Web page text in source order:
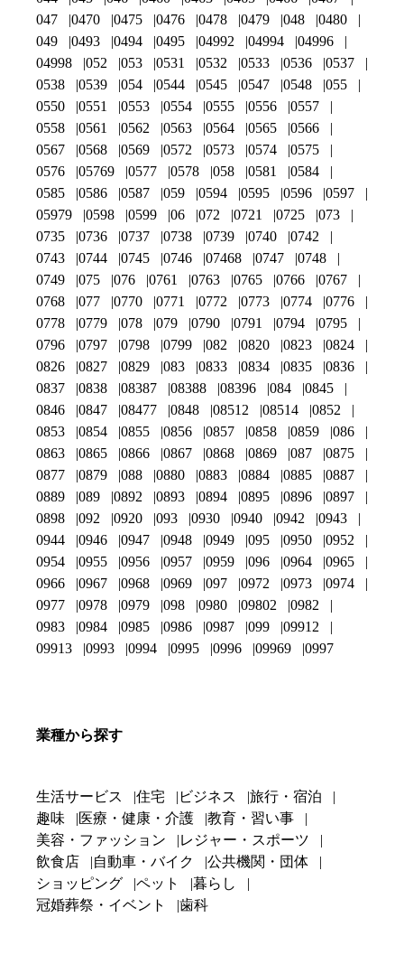
047
0470 0475 0476 0478 0479 048
0480
049
0493 0494 0495 04992 04994
04996
04998
052 053 0531 0532 0533 0536
0537
0538
0539 054 0544 0545 0547 0548
055
0550
0551 0553 0554 0555 0556
0557
0558
0561 0562 0563 0564 0565
0566
0567
0568 0569 0572 0573 0574
0575
0576
05769 0577 0578 058 0581
0584
0585
0586 0587 059 0594 0595 0596
0597
05979
0598 0599 06 072 0721 0725
073
0735
0736 0737 0738 0739 0740
0742
0743
0744 0745 0746 07468 0747
0748
0749
075 076 0761 0763 0765 0766
0767
0768
077 0770 0771 0772 0773 0774
0776
0778
0779 078 079 0790 0791 0794
0795
0796
0797 0798 0799 082 0820 0823
0824
0826
0827 0829 083 0833 0834 0835
0836
0837
0838 08387 08388 08396 084
0845
0846
0847 08477 0848 08512 08514
0852
0853
0854 0855 0856 0857 0858 0859
086
0863
0865 0866 0867 0868 0869 087
0875
0877
0879 088 0880 0883 0884 0885
0887
0889
089 0892 0893 0894 0895 0896
0897
0898
092 0920 093 0930 0940 0942
0943
0944
0946 0947 0948 0949 095 0950
0952
0954
0955 0956 0957 0959 096 0964
0965
0966
0967 0968 0969 097 0972 0973
0974
0977
0978 0979 098 0980 09802
0982
0983
0984 0985 0986 0987 099
09912
09913
0993 0994 0995 0996 09969 0997
業種から探す
生活サービス 住宅 ビジネス
旅行・宿泊
趣味
医療・健康・介護
教育・習い事
美容・ファッション
レジャー・スポーツ
飲食店
自動車・バイク
公共機関・団体
ショッピング
ペット
暮らし
冠婚葬祭・イベント
歯科